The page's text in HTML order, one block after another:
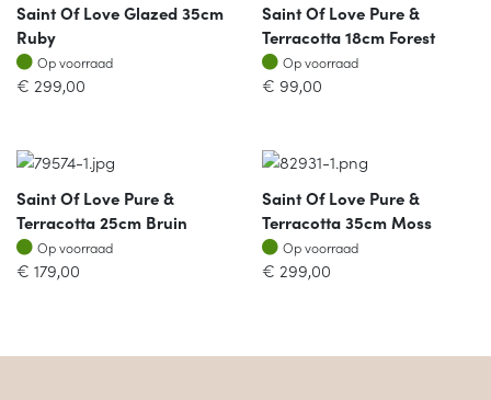
Saint Of Love Glazed 35cm
Ruby
Op voorraad
Op voorraad
€ 299,00
Saint Of Love Pure &
Terracotta 18cm Forest
Op voorraad
Op voorraad
€ 99,00
Saint Of Love Pure &
Terracotta 25cm Bruin
Op voorraad
Op voorraad
€ 179,00
Saint Of Love Pure &
Terracotta 35cm Moss
Op voorraad
Op voorraad
€ 299,00